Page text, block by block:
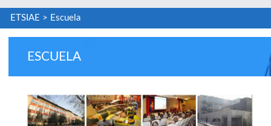
ETSIAE > Escuela
ESCUELA